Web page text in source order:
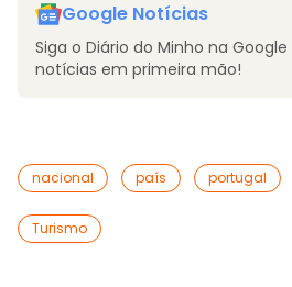
Google Notícias
Siga o Diário do Minho na Google
notícias em primeira mão!
nacional país portugal
Turismo